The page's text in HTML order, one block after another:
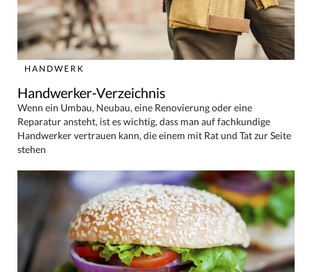
HANDWERK
Handwerker-Verzeichnis
Wenn ein Umbau, Neubau, eine Renovierung oder eine
Reparatur ansteht, ist es wichtig, dass man auf fachkundige
Handwerker vertrauen kann, die einem mit Rat und Tat zur Seite
stehen